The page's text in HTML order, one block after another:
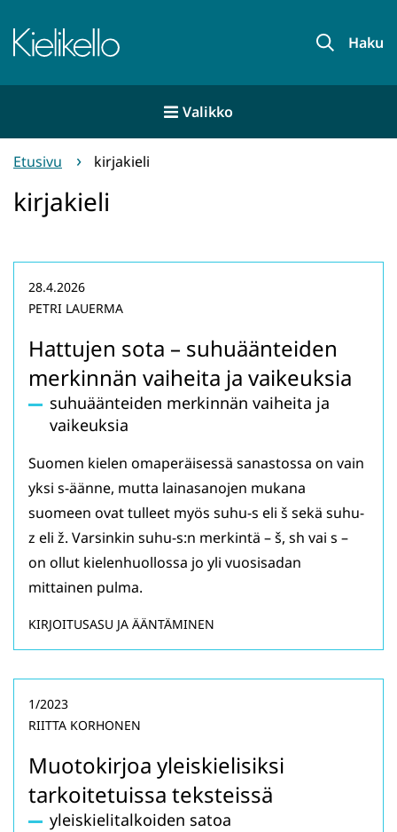
sisältöön
Etusivu Haku
Valikko
Etusivu kirjakieli
kirjakieli
Hattujen sota – suhuäänteiden
merkinnän vaiheita ja vaikeuksia
suhuäänteiden merkinnän vaiheita ja
vaikeuksia
28.4.2026
PETRI LAUERMA
Suomen kielen omaperäisessä sanastossa on vain
yksi s-äänne, mutta lainasanojen mukana
suomeen ovat tulleet myös suhu-s eli š sekä suhu-
z eli ž. Varsinkin suhu-s:n merkintä – š, sh vai s –
on ollut kielenhuollossa jo yli vuosisadan
mittainen pulma.
KIRJOITUSASU JA ÄÄNTÄMINEN
Muotokirjoa yleiskielisiksi
tarkoitetuissa teksteissä
yleiskielitalkoiden satoa
1/2023
RIITTA KORHONEN